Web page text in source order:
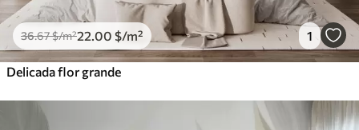
36.67$/m²22 .00 $/m² 1
Delicada flor grande